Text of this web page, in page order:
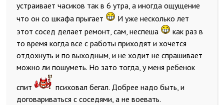
устраивает часиков так в 6 утра, а иногда ощущение
что он со шкафа прыгает
И уже несколько лет
этот сосед делает ремонт, сам, неспеша
как раз в
то время когда все с работы приходят и хочется
отдохнуть и по выходным, и не ходит не спрашивает
можно ли пошуметь. Но зато тогда, у меня ребенок
спит
психовал бегал. Добрее надо быть, и
договариваться с соседями, а не воевать.